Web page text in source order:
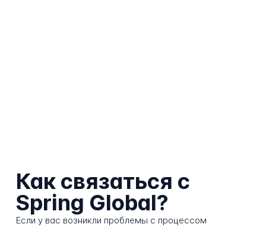
Как связаться с
Spring Global?
Если у вас возникли проблемы с процессом